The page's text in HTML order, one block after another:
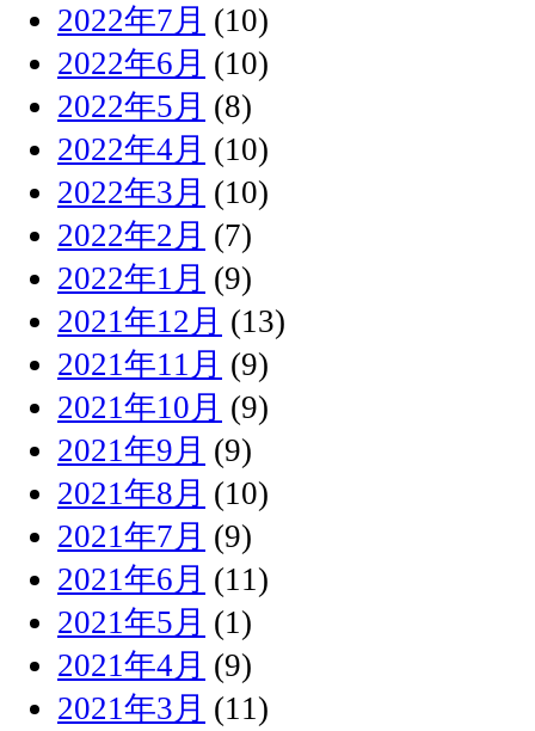
2022年7月 (10)
2022年6月 (10)
2022年5月 (8)
2022年4月 (10)
2022年3月 (10)
2022年2月 (7)
2022年1月 (9)
2021年12月 (13)
2021年11月 (9)
2021年10月 (9)
2021年9月 (9)
2021年8月 (10)
2021年7月 (9)
2021年6月 (11)
2021年5月 (1)
2021年4月 (9)
2021年3月 (11)